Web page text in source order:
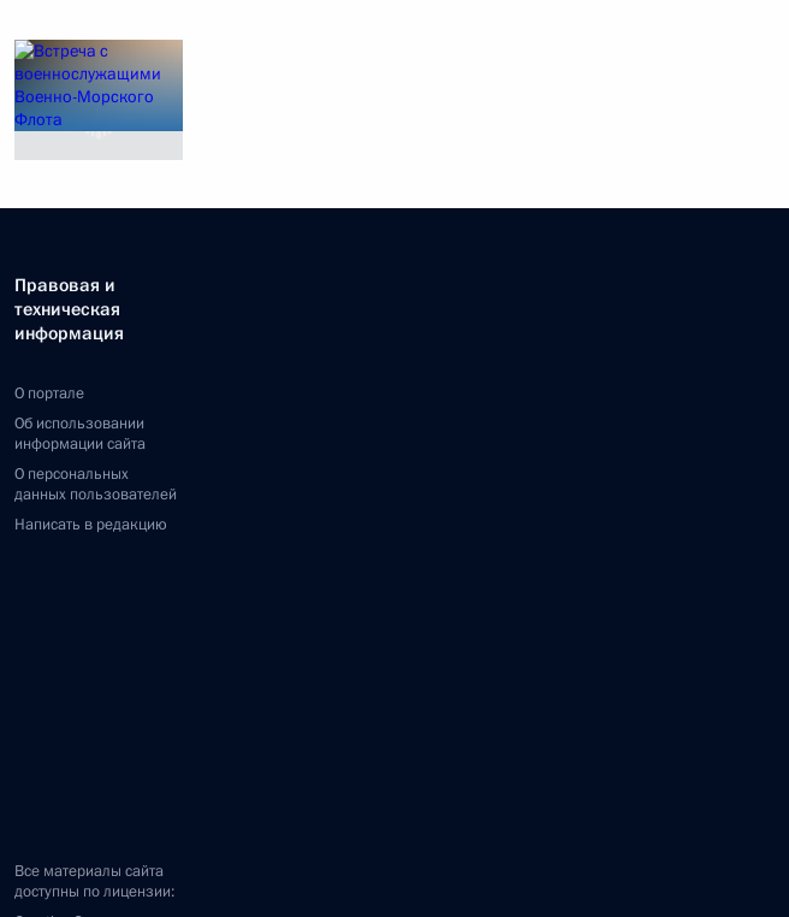
Правовая и
техническая
информация
О портале
Об использовании
информации сайта
О персональных
данных пользователей
Написать в редакцию
Все материалы сайта
доступны по лицензии: